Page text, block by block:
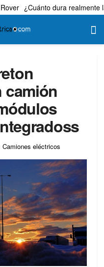
¿Cuánto dura realmente
camión
Camiones eléctricos